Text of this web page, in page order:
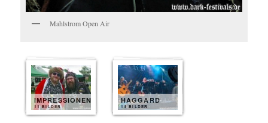
Mahlstrom Open Air
IMPRESSIONEN
11 BILDER
HAGGARD
14 BILDER